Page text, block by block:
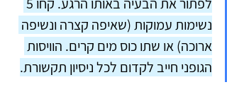
נשימות עמוקות (שאיפה קצרה ונשיפה
ארוכה) או שתו כוס מים קרים. הוויסות
הגופני חייב לקדום לכל ניסיון תקשורת.